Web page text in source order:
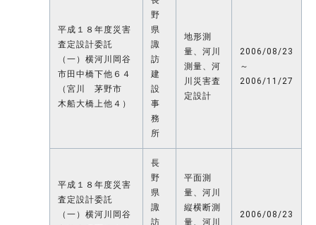
平成１８年度災害
査定設計委託
（一）横河川岡谷
市田中橋下他６４
（宮川 茅野市
木船大橋上他４）
野
県
諏
訪
建
設
事
務
所
地形測
量、河川
測量、河
川災害査
定設計
2006/08/23
～
2006/11/27
平成１８年度災害
査定設計委託
（一）横河川岡谷
長
野
県
諏
訪
平面測
量、河川
縦横断測
量、河川
2006/08/23